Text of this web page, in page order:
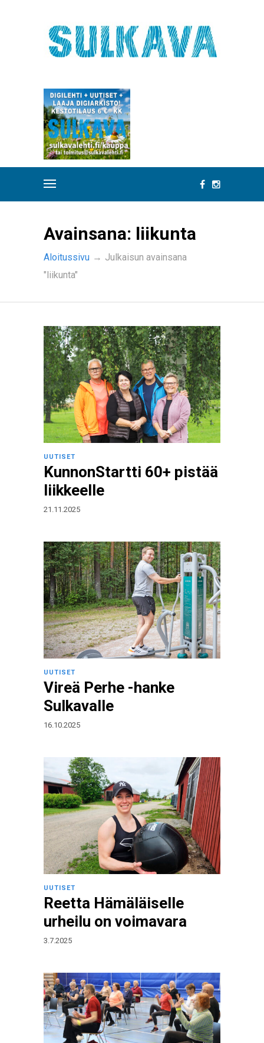
Avainsana: liikunta
Aloitussivu → Julkaisun avainsana
"liikunta"
UUTISET
KunnonStartti 60+ pistää
liikkeelle
21.11.2025
UUTISET
Vireä Perhe -hanke
Sulkavalle
16.10.2025
UUTISET
Reetta Hämäläiselle
urheilu on voimavara
3.7.2025